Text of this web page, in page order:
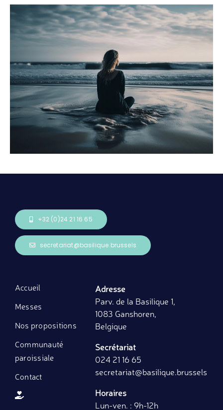
+32 (0)24 21 16 65
secretariat@basilique.brussels
Accueil
Messes
Nos propositions
Communauté
paroissiale
Contact
Adresse
Parv. de la Basilique 1,
1083 Ganshoren,
Belgique
Secrétariat
024 21 16 65
secretariat@basilique.brussels
Horaires
Lun-ven. : 9h-12h